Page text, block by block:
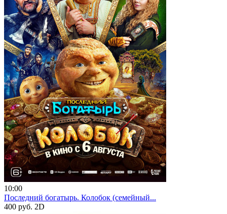
10:00
Последний богатырь. Колобок (семейный...
400 руб. 2D